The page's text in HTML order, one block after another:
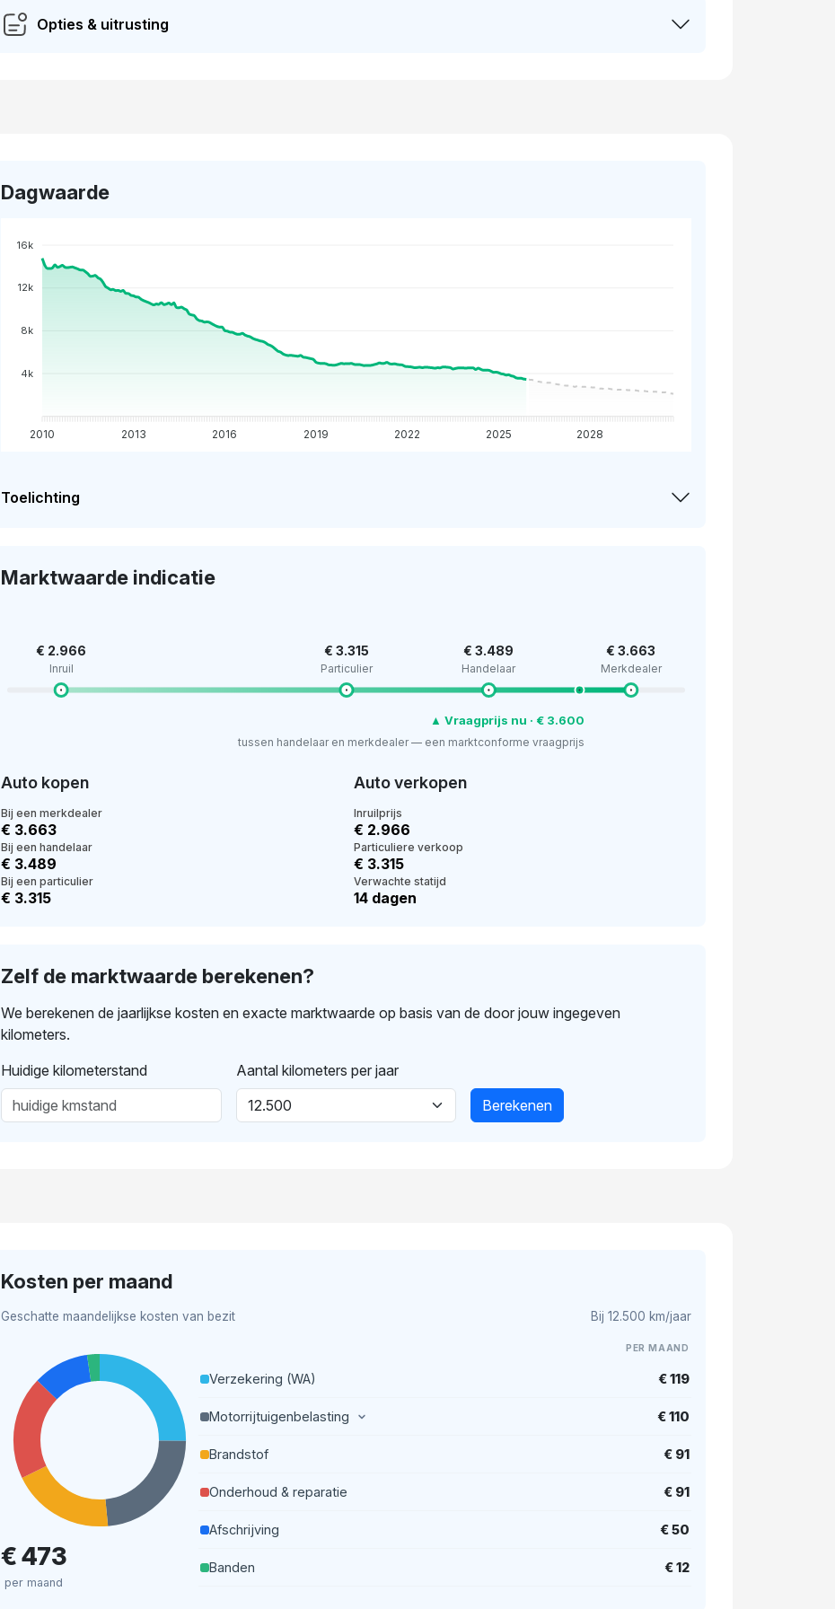
Opties & uitrusting
Dagwaarde
16k
12k
8k
4k
2010 2013 2016 2019 2022 2025 2028
Toelichting
Marktwaarde indicatie
€ 2.966
Inruil
€ 3.315
Particulier
€ 3.489
Handelaar
€ 3.663
Merkdealer
▲ Vraagprijs nu · € 3.600
tussen handelaar en merkdealer — een marktconforme vraagprijs
Auto kopen
Bij een merkdealer
€ 3.663
Bij een handelaar
€ 3.489
Bij een particulier
€ 3.315
Auto verkopen
Inruilprijs
€ 2.966
Particuliere verkoop
€ 3.315
Verwachte statijd
14 dagen
Zelf de marktwaarde berekenen?
We berekenen de jaarlijkse kosten en exacte marktwaarde op basis van de door jouw ingegeven
kilometers.
Huidige kilometerstand
Aantal kilometers per jaar
Berekenen
Kosten per maand
Geschatte maandelijkse kosten van bezit Bij 12.500 km/jaar
€ 473
per maand
PER MAAND
Verzekering (WA) € 119
Motorrijtuigenbelasting € 110
Brandstof € 91
Onderhoud & reparatie € 91
Afschrijving € 50
Banden € 12